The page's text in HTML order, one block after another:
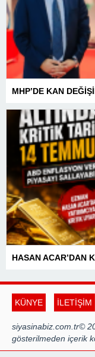
KÜNYE İLETİŞİM
siyasinabiz.com.tr©
gösterilmeden içerik